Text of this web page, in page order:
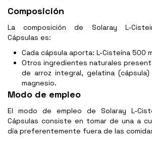
Composición
La composición de Solaray L-
Cápsulas es:
Cada cápsula aporta: L-Cisteína 500
Otros ingredientes naturales
de arroz integral, gelatina
magnesio.
Modo de empleo
El modo de empleo de Solaray L-
Cápsulas consiste en tomar de una a
día preferentemente fuera de las